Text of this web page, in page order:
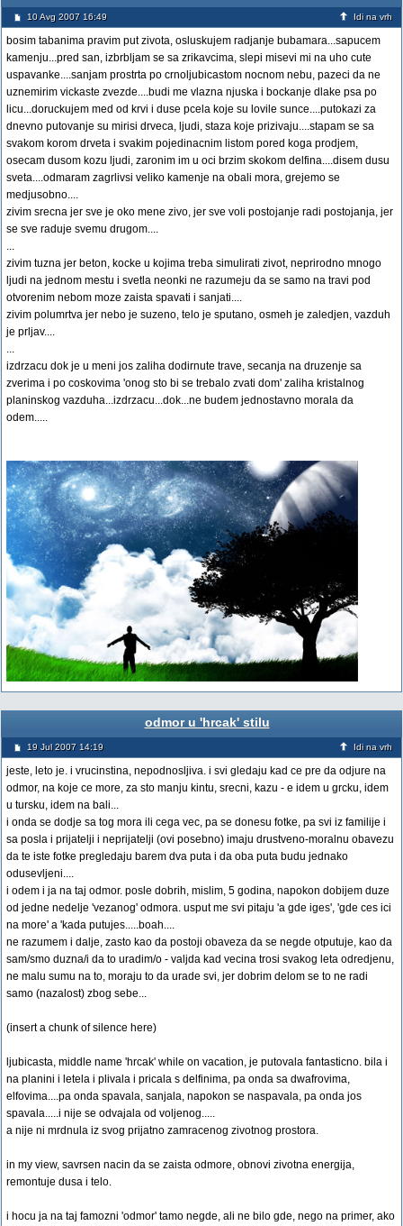
10 Avg 2007 16:49 Idi na vrh
bosim tabanima pravim put zivota, osluskujem radjanje bubamara...sapucem
kamenju...pred san, izbrbljam se sa zrikavcima, slepi misevi mi na uho cute
uspavanke....sanjam prostrta po crnoljubicastom nocnom nebu, pazeci da ne
uznemirim vickaste zvezde....budi me vlazna njuska i bockanje dlake psa po
licu...doruckujem med od krvi i duse pcela koje su lovile sunce....putokazi za
dnevno putovanje su mirisi drveca, ljudi, staza koje prizivaju....stapam se sa
svakom korom drveta i svakim pojedinacnim listom pored koga prodjem,
osecam dusom kozu ljudi, zaronim im u oci brzim skokom delfina....disem dusu
sveta....odmaram zagrlivsi veliko kamenje na obali mora, grejemo se
medjusobno....
zivim srecna jer sve je oko mene zivo, jer sve voli postojanje radi postojanja, jer
se sve raduje svemu drugom....
...
zivim tuzna jer beton, kocke u kojima treba simulirati zivot, neprirodno mnogo
ljudi na jednom mestu i svetla neonki ne razumeju da se samo na travi pod
otvorenim nebom moze zaista spavati i sanjati....
zivim polumrtva jer nebo je suzeno, telo je sputano, osmeh je zaledjen, vazduh
je prljav....
...
izdrzacu dok je u meni jos zaliha dodirnute trave, secanja na druzenje sa
zverima i po coskovima 'onog sto bi se trebalo zvati dom' zaliha kristalnog
planinskog vazduha...izdrzacu...dok...ne budem jednostavno morala da
odem.....
odmor u 'hrcak' stilu
19 Jul 2007 14:19 Idi na vrh
jeste, leto je. i vrucinstina, nepodnosljiva. i svi gledaju kad ce pre da odjure na
odmor, na koje ce more, za sto manju kintu, srecni, kazu - e idem u grcku, idem
u tursku, idem na bali...
i onda se dodje sa tog mora ili cega vec, pa se donesu fotke, pa svi iz familije i
sa posla i prijatelji i neprijatelji (ovi posebno) imaju drustveno-moralnu obavezu
da te iste fotke pregledaju barem dva puta i da oba puta budu jednako
odusevljeni....
i odem i ja na taj odmor. posle dobrih, mislim, 5 godina, napokon dobijem duze
od jedne nedelje 'vezanog' odmora. usput me svi pitaju 'a gde iges', 'gde ces ici
na more' a 'kada putujes.....boah....
ne razumem i dalje, zasto kao da postoji obaveza da se negde otputuje, kao da
sam/smo duzna/i da to uradim/o - valjda kad vecina trosi svakog leta odredjenu,
ne malu sumu na to, moraju to da urade svi, jer dobrim delom se to ne radi
samo (nazalost) zbog sebe...
(insert a chunk of silence here)
ljubicasta, middle name 'hrcak' while on vacation, je putovala fantasticno. bila i
na planini i letela i plivala i pricala s delfinima, pa onda sa dwafrovima,
elfovima....pa onda spavala, sanjala, napokon se naspavala, pa onda jos
spavala.....i nije se odvajala od voljenog.....
a nije ni mrdnula iz svog prijatno zamracenog zivotnog prostora.
in my view, savrsen nacin da se zaista odmore, obnovi zivotna energija,
remontuje dusa i telo.
i hocu ja na taj famozni 'odmor' tamo negde, ali ne bilo gde, nego na primer, ako